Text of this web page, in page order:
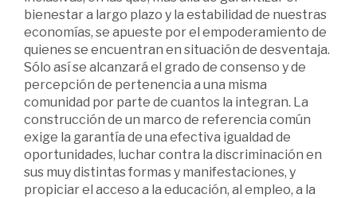
bienestar a largo plazo y la estabilidad de nuestras
economías, se apueste por el empoderamiento de
quienes se encuentran en situación de desventaja.
Sólo así se alcanzará el grado de consenso y de
percepción de pertenencia a una misma
comunidad por parte de cuantos la integran. La
construcción de un marco de referencia común
exige la garantía de una efectiva igualdad de
oportunidades, luchar contra la discriminación en
sus muy distintas formas y manifestaciones, y
propiciar el acceso a la educación, al empleo, a la